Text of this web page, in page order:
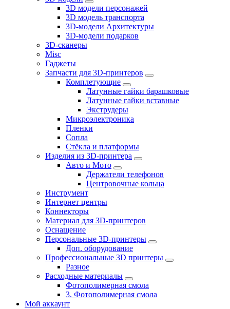
3D модели персонажей
3D модель транспорта
3D-модели Архитектуры
3D-модели подарков
3D-сканеры
Misc
Гаджеты
Запчасти для 3D-принтеров
Комплетующие
Латунные гайки барашковые
Латунные гайки вставные
Экструдеры
Микроэлектроника
Пленки
Сопла
Стёкла и платформы
Изделия из 3D-принтера
Авто и Мото
Держатели телефонов
Центровочные кольца
Инструмент
Интернет центры
Коннекторы
Материал для 3D-принтеров
Оснащение
Персональные 3D-принтеры
Доп. оборудование
Профессиональные 3D принтеры
Разное
Расходные материалы
Фотополимерная смола
3. Фотополимерная смола
Мой аккаунт